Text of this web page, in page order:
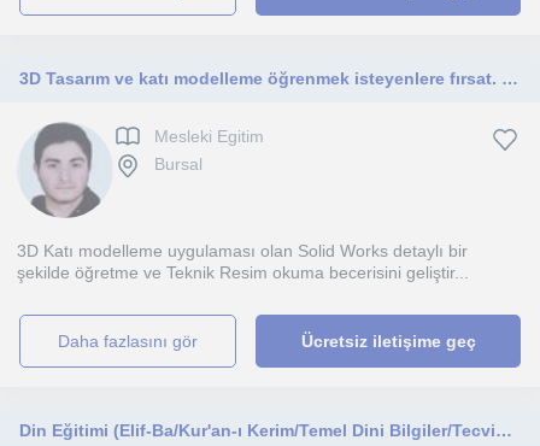
3D Tasarım ve katı modelleme öğrenmek isteyenlere fırsat. SolidWorks ile 3D Modelleme
Mesleki Egitim
Bursal
3D Katı modelleme uygulaması olan Solid Works detaylı bir
şekilde öğretme ve Teknik Resim okuma becerisini geliştir...
daha fazlasını gör Ücretsiz iletişime geç
Din Eğitimi (Elif-Ba/Kur'an-ı Kerim/Temel Dini Bilgiler/Tecvid vs)